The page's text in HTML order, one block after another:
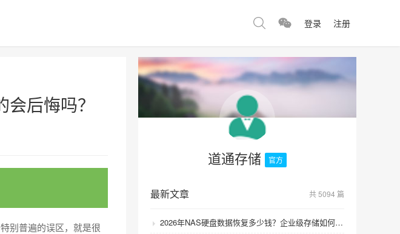
登录 注册
后悔吗？
别普遍的误区，就是很
道通存储 官方
最新文章 共 5094 篇
2026年NAS硬盘数据恢复多少钱？企业级存储如何避免数据丢失风险？